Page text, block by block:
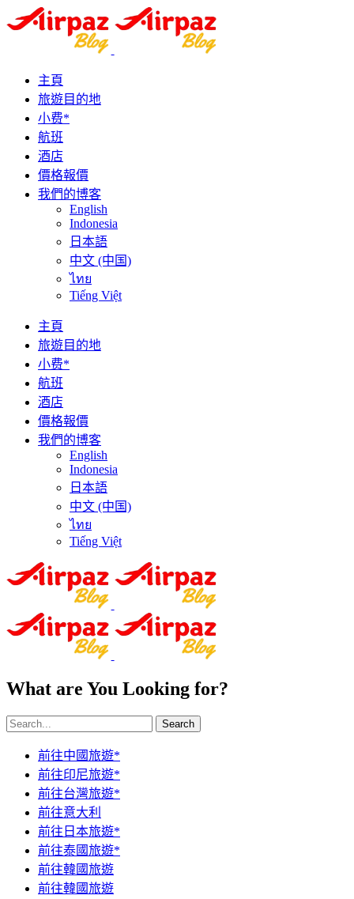
主頁
旅遊目的地
小费*
航班
酒店
價格報價
我們的博客
English
Indonesia
日本語
中文 (中国)
ไทย
Tiếng Việt
主頁
旅遊目的地
小费*
航班
酒店
價格報價
我們的博客
English
Indonesia
日本語
中文 (中国)
ไทย
Tiếng Việt
What are You Looking for?
Search
前往中國旅遊*
前往印尼旅遊*
前往台灣旅遊*
前往意大利
前往日本旅遊*
前往泰國旅遊*
前往韓國旅遊
前往韓國旅遊